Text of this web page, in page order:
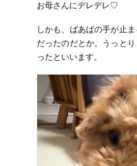
お母さんにデレデレ♡
しかも、ばあばの手が止
だったのだとか。うっと
ったといいます。